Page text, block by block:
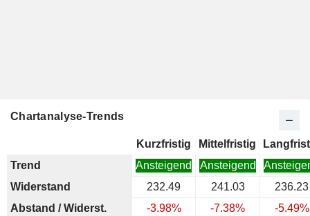
Chartanalyse-Trends
Kurzfristig Mittelfristig
Trend
Ansteigend Ansteigend
Widerstand
232.49 241.03
236.23
Abstand / Widerst.
-3.98% -7.38%
-5.49%